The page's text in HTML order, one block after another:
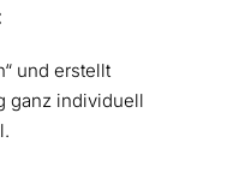
und erstellt
ganz individuell